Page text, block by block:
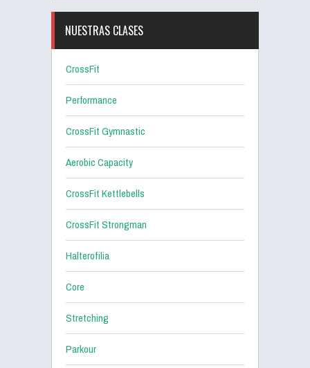
NUESTRAS CLASES
CrossFit
Performance
CrossFit Gymnastic
Aerobic Capacity
CrossFit Kettlebells
CrossFit Strongman
Halterofilia
Core
Stretching
Parkour